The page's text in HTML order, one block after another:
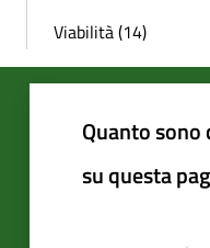
Viabilità (14)
Quanto
su questa